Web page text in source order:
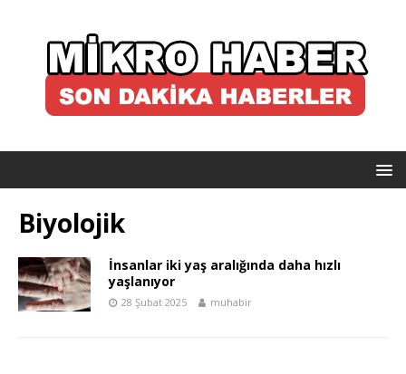
Biyolojik
İnsanlar iki yaş aralığında daha hızlı
yaşlanıyor
28 Şubat 2025 muhabir